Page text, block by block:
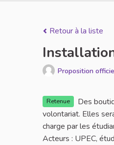
Retour à la liste
Proposition
Retenue
Des
volontariat. Elles
charge par les
Acteurs : UPEC,